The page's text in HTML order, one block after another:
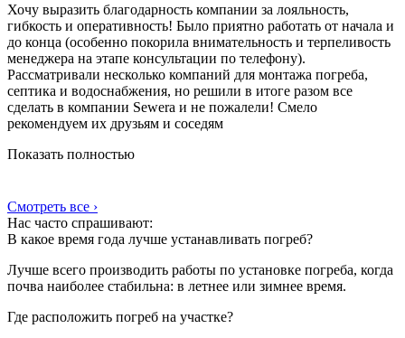
Хочу выразить благодарность компании за лояльность,
гибкость и оперативность! Было приятно работать от начала и
до конца (особенно покорила внимательность и терпеливость
менеджера на этапе консультации по телефону).
Рассматривали несколько компаний для монтажа погреба,
септика и водоснабжения, но решили в итоге разом все
сделать в компании Sewera и не пожалели! Смело
рекомендуем их друзьям и соседям
Показать полностью
Смотреть все ›
Нас часто спрашивают:
В какое время года лучше устанавливать погреб?
Лучше всего производить работы по установке погреба, когда
почва наиболее стабильна: в летнее или зимнее время.
Где расположить погреб на участке?